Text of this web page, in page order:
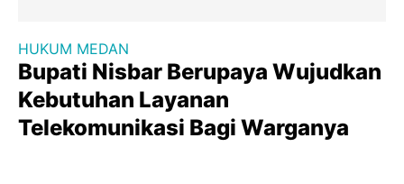
HUKUM MEDAN
Bupati Nisbar Berupaya Wujudkan
Kebutuhan Layanan
Telekomunikasi Bagi Warganya